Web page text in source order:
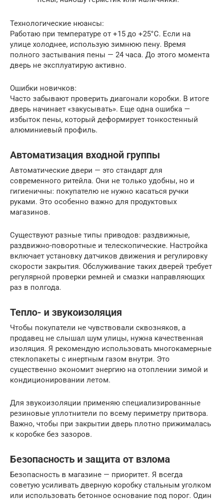
Технологические нюансы:
Работаю при температуре от +15 до +25°C. Если на
улице холоднее, использую зимнюю пену. Время
полного застывания пены — 24 часа. До этого момента
дверь не эксплуатирую активно.
Ошибки новичков:
Часто забывают проверить диагонали коробки. В итоге
дверь начинает «закусывать». Еще одна ошибка —
избыток пены, который деформирует тонкостенный
алюминиевый профиль.
Автоматизация входной группы
Автоматические двери — это стандарт для
современного ритейла. Они не только удобны, но и
гигиеничны: покупателю не нужно касаться ручки
руками. Это особенно важно для продуктовых
магазинов.
Существуют разные типы приводов: раздвижные,
раздвижно-поворотные и телескопические. Настройка
включает установку датчиков движения и регулировку
скорости закрытия. Обслуживание таких дверей требует
регулярной проверки ремней и смазки направляющих
раз в полгода.
Тепло- и звукоизоляция
Чтобы покупатели не чувствовали сквозняков, а
продавец не слышал шум улицы, нужна качественная
изоляция. Я рекомендую использовать многокамерные
стеклопакеты с инертным газом внутри. Это
существенно экономит энергию на отоплении зимой и
кондиционировании летом.
Для звукоизоляции применяю специализированные
резиновые уплотнители по всему периметру притвора.
Важно, чтобы при закрытии дверь плотно прижималась
к коробке без зазоров.
Безопасность и защита от взлома
Безопасность в магазине — приоритет. Я всегда
советую усиливать дверную коробку стальным уголком
или использовать бетонное основание под порог. Один